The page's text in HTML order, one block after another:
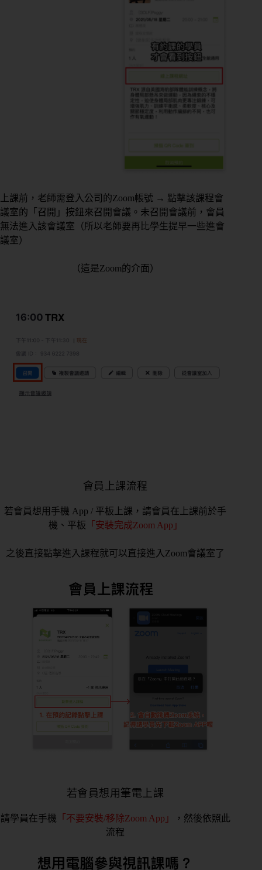
上課前，老師需登入公司的Zoom帳號 → 點擊該課程會
議室的「召開」按鈕來召開會議。未召開會議前，會員
無法進入該會議室（所以老師要再比學生提早一些進會
議室）
（這是Zoom的介面）
會員上課流程
若會員想用手機 App / 平板上課，請會員在上課前於手
機、平板 「安裝完成Zoom App」
之後直接點擊進入課程就可以直接進入Zoom會議室了
若會員想用筆電上課
請學員在手機 「不要安裝/移除Zoom App」
，然後依照此
流程